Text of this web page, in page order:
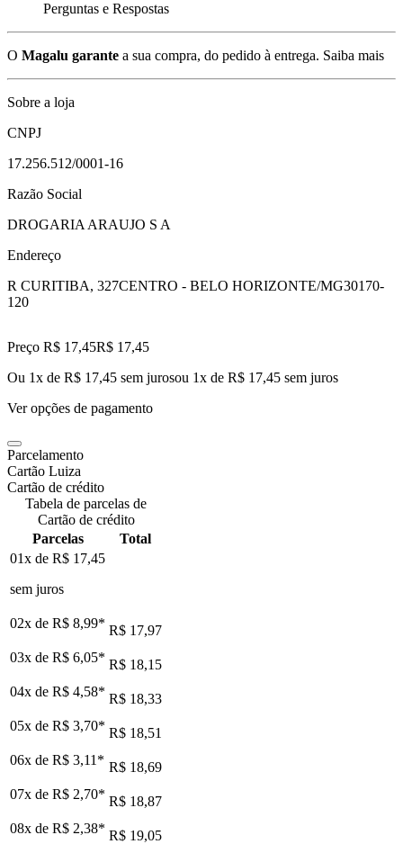
Perguntas e Respostas
O Magalu garante a sua compra, do pedido à entrega. Saiba mais
Sobre a loja
CNPJ
17.256.512/0001-16
Razão Social
DROGARIA ARAUJO S A
Endereço
R CURITIBA, 327CENTRO - BELO HORIZONTE/MG30170-
120
Preço R$ 17,45R$ 17,45
Ou 1x de R$ 17,45 sem jurosou 1x de R$ 17,45 sem juros
Ver opções de pagamento
Parcelamento
Cartão Luiza
Cartão de crédito
Tabela de parcelas de
Cartão de crédito
Parcelas
Total
01x de R$ 17,45
sem juros
02x de R$ 8,99* R$ 17,97
03x de R$ 6,05* R$ 18,15
04x de R$ 4,58* R$ 18,33
05x de R$ 3,70* R$ 18,51
06x de R$ 3,11 * R$ 18,69
07x de R$ 2,70* R$ 18,87
08x de R$ 2,38* R$ 19,05